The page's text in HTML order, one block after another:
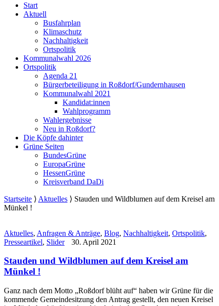
Start
Aktuell
Busfahrplan
Klimaschutz
Nachhaltigkeit
Ortspolitik
Kommunalwahl 2026
Ortspolitik
Agenda 21
Bürgerbeteiligung in Roßdorf/Gundernhausen
Kommunalwahl 2021
Kandidat:innen
Wahlprogramm
Wahlergebnisse
Neu in Roßdorf?
Die Köpfe dahinter
Grüne Seiten
BundesGrüne
EuropaGrüne
HessenGrüne
Kreisverband DaDi
Startseite ⟩ Aktuelles ⟩ Stauden und Wildblumen auf dem Kreisel am
Münkel !
Aktuelles, Anfragen & Anträge, Blog, Nachhaltigkeit, Ortspolitik,
Presseartikel, Slider 30. April 2021
Stauden und Wildblumen auf dem Kreisel am
Münkel !
Ganz nach dem Motto „Roßdorf blüht auf“ haben wir Grüne für die
kommende Gemeindesitzung den Antrag gestellt, den neuen Kreisel